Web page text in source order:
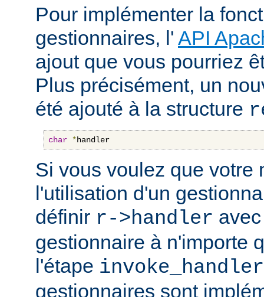
Pour implémenter la
gestionnaires, l' API
ajout que vous pourriez
Plus précisément, un
été ajouté à la structure
char *handler
Si vous voulez que votre
l'utilisation d'un
définir r->handler
gestionnaire à n'importe
l'étape invoke_handler
gestionnaires sont